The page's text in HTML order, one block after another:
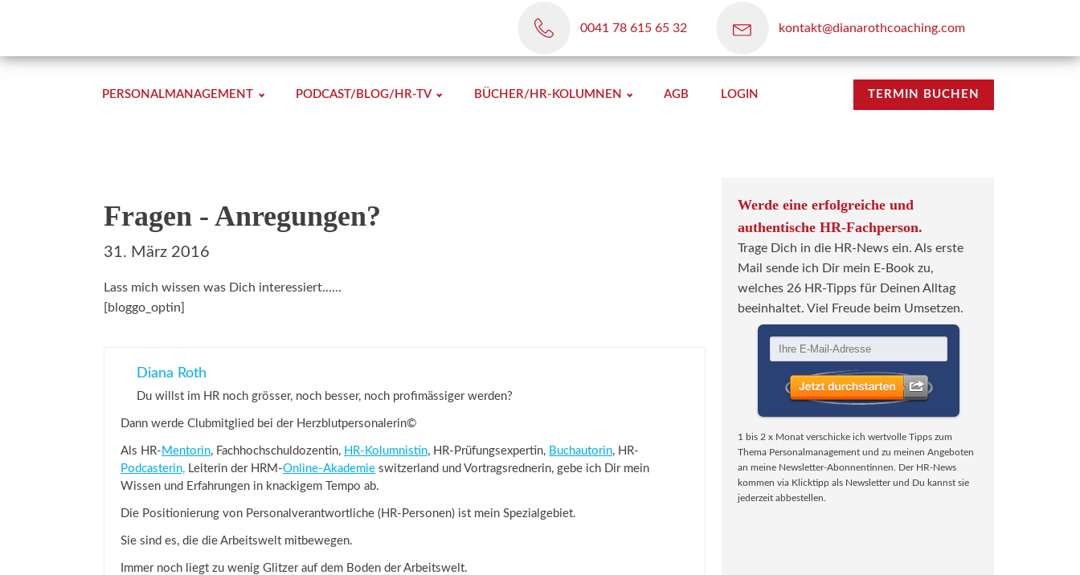
0041 78 615 65 32 kontakt@dianarothcoaching.com
PERSONALMANAGEMENT PODCAST/BLOG/HR-TV BÜCHER/HR-KOLUMNEN AGB LOGIN TERMIN BUCHEN
Fragen - Anregungen?
31. März 2016
Lass mich wissen was Dich interessiert......
[bloggo_optin]
Diana Roth
Du willst im HR noch grösser, noch besser, noch profimässiger werden?
Dann werde Clubmitglied bei der Herzblutpersonalerin©
Als HR- Mentorin, Fachhochschuldozentin, HR-Kolumnistin, HR-Prüfungsexpertin, Buchautorin, HR-
Podcasterin, Leiterin der HRM-Online-Akademie switzerland und Vortragsrednerin, gebe ich Dir mein
Wissen und Erfahrungen in knackigem Tempo ab.
Die Positionierung von Personalverantwortliche (HR-Personen) ist mein Spezialgebiet.
Sie sind es, die die Arbeitswelt mitbewegen.
Immer noch liegt zu wenig Glitzer auf dem Boden der Arbeitswelt.
Werde eine erfolgreiche und
authentische HR-Fachperson.
Trage Dich in die HR-News ein. Als erste
Mail sende ich Dir mein E-Book zu,
welches 26 HR-Tipps für Deinen Alltag
beeinhaltet. Viel Freude beim Umsetzen.
1 bis 2 x Monat verschicke ich wertvolle Tipps zum
Thema Personalmanagement und zu meinen Angeboten
an meine Newsletter-Abonnentinnen. Der HR-News
kommen via Klicktipp als Newsletter und Du kannst sie
jederzeit abbestellen.